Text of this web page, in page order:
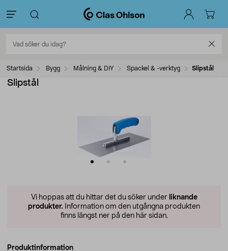
Startsida Bygg Målning & DIY Spackel & -verktyg Slipstål
Slipstål
Vi hoppas att du hittar det du söker under liknande
produkter. Information om den utgångna produkten
finns längst ner på den här sidan.
Produktinformation